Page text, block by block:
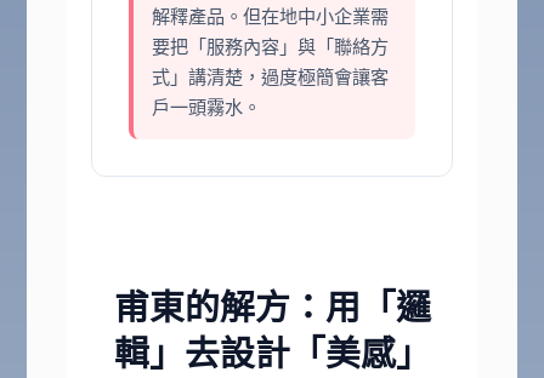
解釋產品。但在地中小企業需
要把「服務內容」與「聯絡方
式」講清楚，過度極簡會讓客
戶一頭霧水。
甫東的解方：用「邏
輯」去設計「美感」